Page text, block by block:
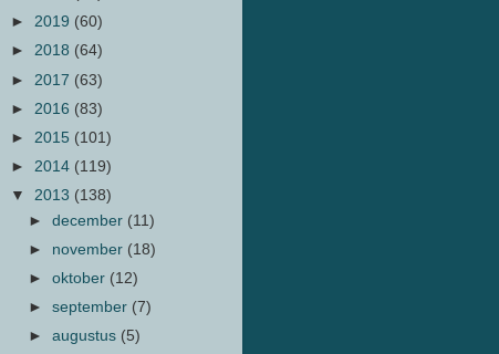
► 2019 (60)
► 2018 (64)
► 2017 (63)
► 2016 (83)
► 2015 (101)
► 2014 (119)
▼ 2013 (138)
►december (11)
► november (18)
►oktober (12)
►september (7)
►augustus (5)